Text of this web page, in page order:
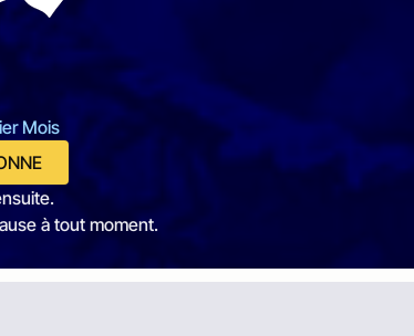
Mois
à tout moment.